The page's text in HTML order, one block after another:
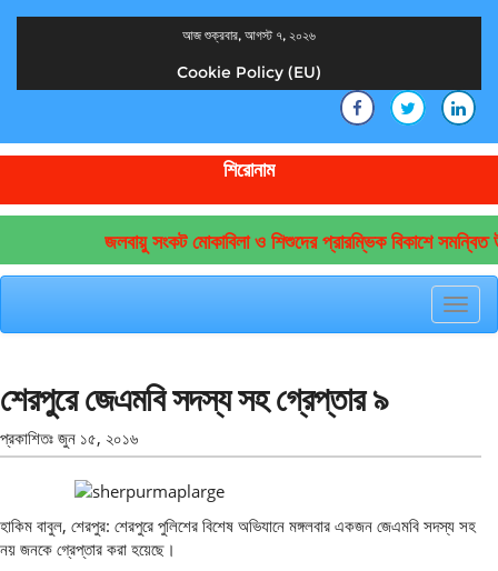
আজ শুক্রবার, আগস্ট ৭, ২০২৬
Cookie Policy (EU)
শিরোনাম
জলবায়ু সংকট মোকাবিলা ও শিশুদের প্রারম্ভিক বিকাশে সমন্বিত
শেরপুরে জেএমবি সদস্য সহ গ্রেপ্তার ৯
প্রকাশিতঃ জুন ১৫, ২০১৬
হাকিম বাবুল, শেরপুর: শেরপুরে পুলিশের বিশেষ অভিযানে মঙ্গলবার একজন জেএমবি সদস্য সহ
নয় জনকে গ্রেপ্তার করা হয়েছে।